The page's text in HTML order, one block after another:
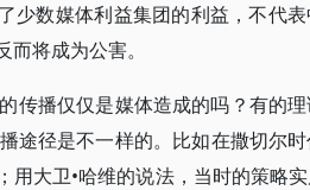
少数媒体利益集团的利益，不代
将成为公害。
传播仅仅是媒体造成的吗？有的理
途径是不一样的。比如在撒切尔
大卫•哈维的说法，当时的策略